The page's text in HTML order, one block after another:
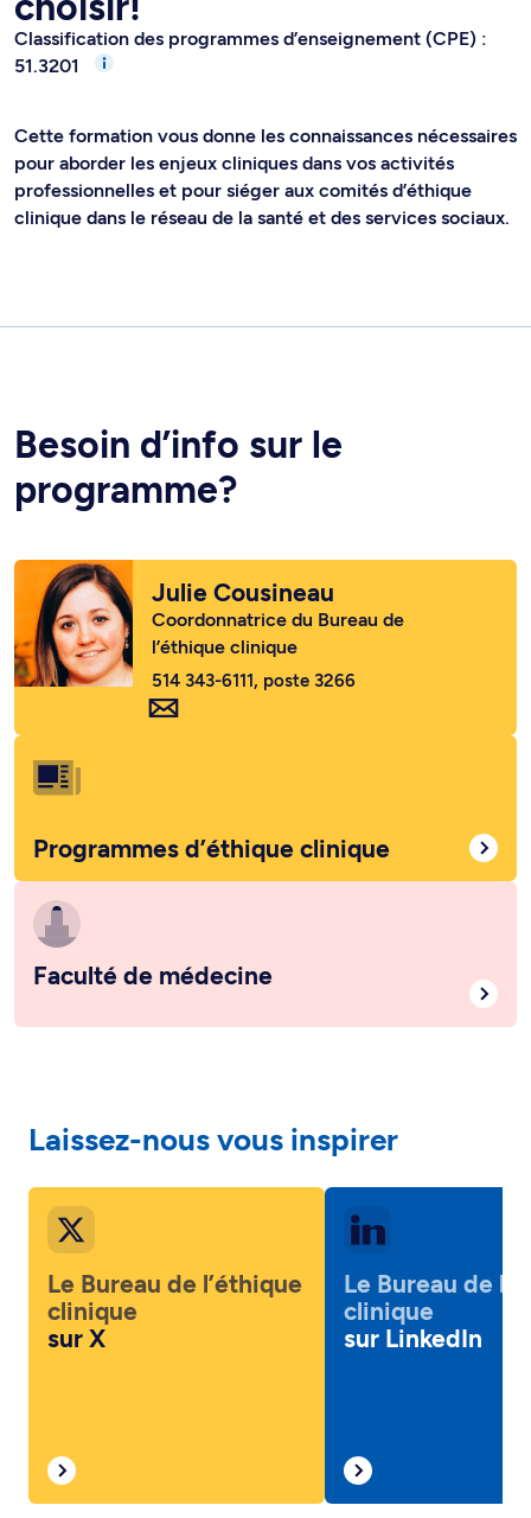
Classification des programmes d’enseignement (CPE) :
51.3201
Cette formation vous donne les connaissances nécessaires
pour aborder les enjeux cliniques dans vos activités
professionnelles et pour siéger aux comités d’éthique
clinique dans le réseau de la santé et des services sociaux.
Besoin d’info sur le
programme?
Julie Cousineau
Coordonnatrice du Bureau de
l’éthique clinique
514 343-6111, poste 3266
Programmes d’éthique clinique
Faculté de médecine
Laissez-nous vous inspirer
Le Bureau de l’éthique
clinique
sur X
Le Bureau de
clinique
sur LinkedIn